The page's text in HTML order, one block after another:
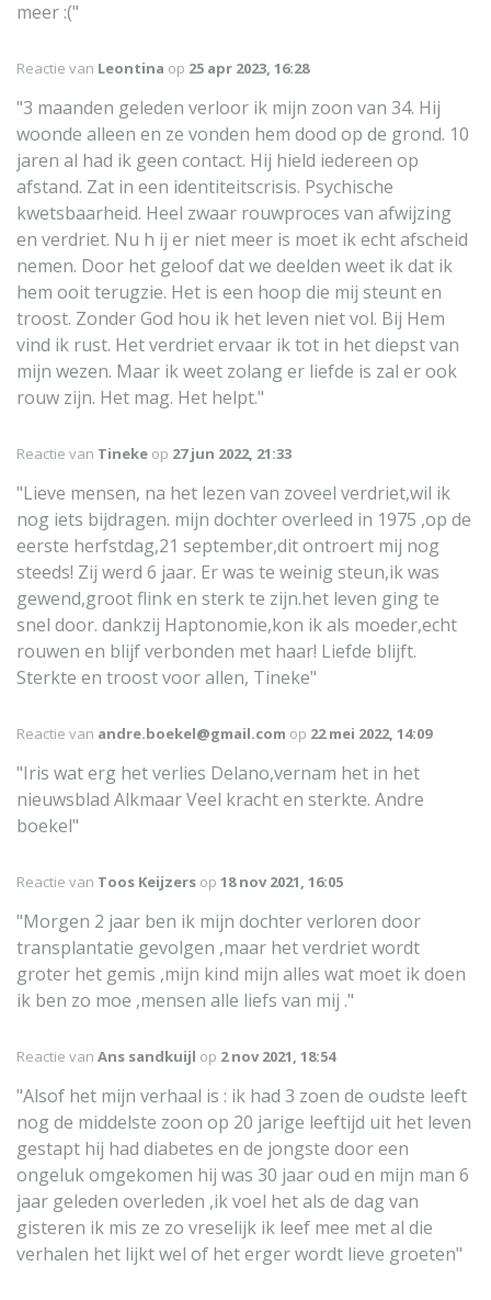
meer :("
Reactie van Leontina op 25 apr 2023, 16:28
"3 maanden geleden verloor ik mijn zoon van 34. Hij
woonde alleen en ze vonden hem dood op de grond. 10
jaren al had ik geen contact. Hij hield iedereen op
afstand. Zat in een identiteitscrisis. Psychische
kwetsbaarheid. Heel zwaar rouwproces van afwijzing
en verdriet. Nu h ij er niet meer is moet ik echt afscheid
nemen. Door het geloof dat we deelden weet ik dat ik
hem ooit terugzie. Het is een hoop die mij steunt en
troost. Zonder God hou ik het leven niet vol. Bij Hem
vind ik rust. Het verdriet ervaar ik tot in het diepst van
mijn wezen. Maar ik weet zolang er liefde is zal er ook
rouw zijn. Het mag. Het helpt."
Reactie van Tineke op 27 jun 2022, 21:33
"Lieve mensen, na het lezen van zoveel verdriet,wil ik
nog iets bijdragen. mijn dochter overleed in 1975 ,op de
eerste herfstdag,21 september,dit ontroert mij nog
steeds! Zij werd 6 jaar. Er was te weinig steun,ik was
gewend,groot flink en sterk te zijn.het leven ging te
snel door. dankzij Haptonomie,kon ik als moeder,echt
rouwen en blijf verbonden met haar! Liefde blijft.
Sterkte en troost voor allen, Tineke"
Reactie van andre.boekel@gmail.com op 22 mei 2022, 14:09
"Iris wat erg het verlies Delano,vernam het in het
nieuwsblad Alkmaar Veel kracht en sterkte. Andre
boekel"
Reactie van Toos Keijzers op 18 nov 2021, 16:05
"Morgen 2 jaar ben ik mijn dochter verloren door
transplantatie gevolgen ,maar het verdriet wordt
groter het gemis ,mijn kind mijn alles wat moet ik doen
ik ben zo moe ,mensen alle liefs van mij ."
Reactie van Ans sandkuijl op 2 nov 2021, 18:54
"Alsof het mijn verhaal is : ik had 3 zoen de oudste leeft
nog de middelste zoon op 20 jarige leeftijd uit het leven
gestapt hij had diabetes en de jongste door een
ongeluk omgekomen hij was 30 jaar oud en mijn man 6
jaar geleden overleden ,ik voel het als de dag van
gisteren ik mis ze zo vreselijk ik leef mee met al die
verhalen het lijkt wel of het erger wordt lieve groeten"